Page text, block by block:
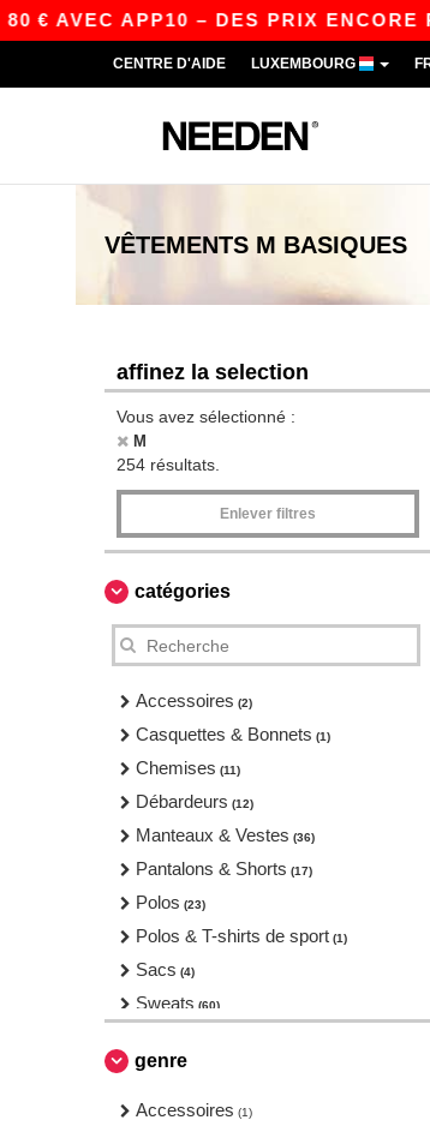
– DES PRIX ENCORE PLUS
CENTRE D'AIDE LUXEMBOURG
VÊTEMENTS M BASIQUES
affinez la selection
Vous avez sélectionné :
M
254 résultats.
Enlever filtres
catégories
Accessoires (2)
Casquettes & Bonnets (1)
Chemises (11)
Débardeurs (12)
Manteaux & Vestes (36)
Pantalons & Shorts (17)
Polos (23)
Polos & T-shirts de sport (1)
Sacs (4)
Sweats (60)
Vêtements de sport
Vêtements de sport
genre
Accessoires (1)